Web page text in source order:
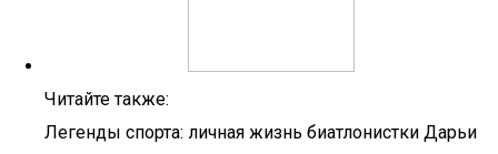
Читайте также:
Легенды спорта: личная жизнь биатлонистки Дарьи